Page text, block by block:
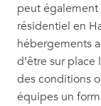
peut également
résidentiel en
hébergements
d’être sur
des conditions
équipes un